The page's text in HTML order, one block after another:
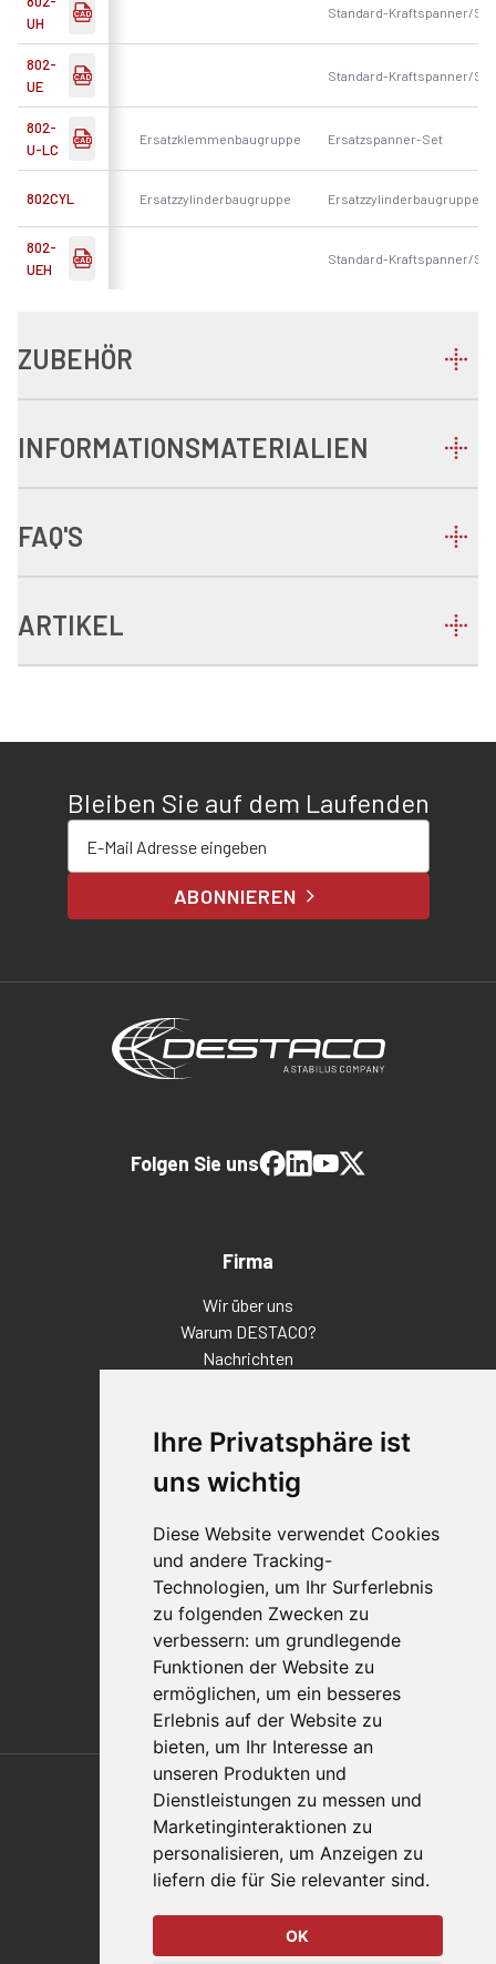
Ihre Privatsphäre ist
uns wichtig
Diese Website verwendet Cookies
und andere Tracking-
Technologien, um Ihr Surferlebnis
zu folgenden Zwecken zu
verbessern: um grundlegende
Funktionen der Website zu
ermöglichen, um ein besseres
Erlebnis auf der Website zu
bieten, um Ihr Interesse an
unseren Produkten und
Dienstleistungen zu messen und
Marketinginteraktionen zu
personalisieren, um Anzeigen zu
liefern die für Sie relevanter sind.
OK
UH
Standard-Kraftspanner/
802-
UE
Standard-Kraftspanner/
802-
U-LC
Ersatzklemmenbaugruppe Ersatzspanner-Set
802CYL Ersatzzylinderbaugruppe Ersatzzylinderbaugruppe
802-
UEH
Standard-Kraftspanner/
ZUBEHÖR
INFORMATIONSMATERIALIEN
FAQ'S
ARTIKEL
Bleiben Sie auf dem Laufenden
ABONNIEREN
Firma
Wir über uns
Warum DESTACO?
Nachrichten
Standorte
Qualitätsaussage
Kontakt
Vertriebspartnerfinder
Häufig gestellte Fragen
Datenschutz-Bestimmungen
Nutzungsbedingungen
Richtlinien/AGBs
Folgen Sie uns
Also of Interest
Food And Packaging Solutions
Automation Solutions